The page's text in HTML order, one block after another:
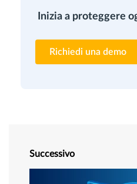
Inizia a proteggere
Richiedi una demo
Successivo